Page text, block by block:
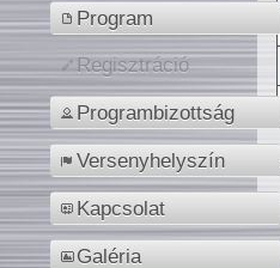
Program
Regisztráció
Programbizottság
Versenyhelyszín
Kapcsolat
Galéria